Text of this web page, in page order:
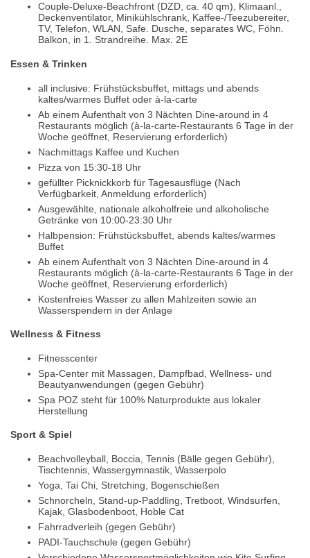
Couple-Deluxe-Beachfront (DZD, ca. 40 qm), Klimaanl.,
Deckenventilator, Minikühlschrank, Kaffee-/Teezubereiter,
TV, Telefon, WLAN, Safe. Dusche, separates WC, Föhn.
Balkon, in 1. Strandreihe. Max. 2E
Essen & Trinken
all inclusive: Frühstücksbuffet, mittags und abends
kaltes/warmes Buffet oder à-la-carte
Ab einem Aufenthalt von 3 Nächten Dine-around in 4
Restaurants möglich (à-la-carte-Restaurants 6 Tage in der
Woche geöffnet, Reservierung erforderlich)
Nachmittags Kaffee und Kuchen
Pizza von 15:30-18 Uhr
gefüllter Picknickkorb für Tagesausflüge (Nach
Verfügbarkeit, Anmeldung erforderlich)
Ausgewählte, nationale alkoholfreie und alkoholische
Getränke von 10:00-23:30 Uhr
Halbpension: Frühstücksbuffet, abends kaltes/warmes
Buffet
Ab einem Aufenthalt von 3 Nächten Dine-around in 4
Restaurants möglich (à-la-carte-Restaurants 6 Tage in der
Woche geöffnet, Reservierung erforderlich)
Kostenfreies Wasser zu allen Mahlzeiten sowie an
Wasserspendern in der Anlage
Wellness & Fitness
Fitnesscenter
Spa-Center mit Massagen, Dampfbad, Wellness- und
Beautyanwendungen (gegen Gebühr)
Spa POZ steht für 100% Naturprodukte aus lokaler
Herstellung
Sport & Spiel
Beachvolleyball, Boccia, Tennis (Bälle gegen Gebühr),
Tischtennis, Wassergymnastik, Wasserpolo
Yoga, Tai Chi, Stretching, Bogenschießen
Schnorcheln, Stand-up-Paddling, Tretboot, Windsurfen,
Kajak, Glasbodenboot, Hoble Cat
Fahrradverleih (gegen Gebühr)
PADI-Tauchschule (gegen Gebühr)